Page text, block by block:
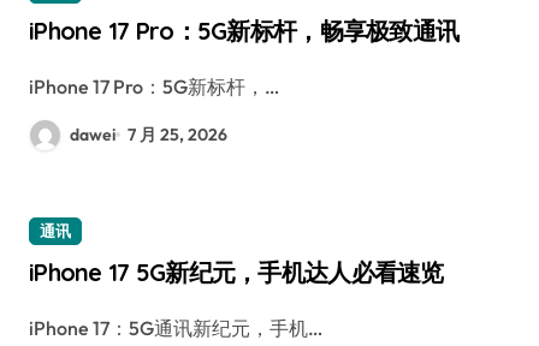
iPhone 17 Pro：5G新标杆，畅享极致通讯
iPhone 17 Pro：5G新标杆，…
dawei 7 月 25, 2026
通讯
iPhone 17 5G新纪元，手机达人必看速览
iPhone 17：5G通讯新纪元，手机…